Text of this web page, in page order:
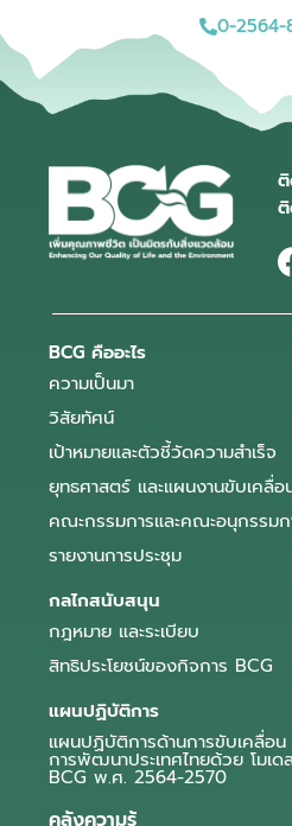
0-
ติ
ติ
BCG คืออะไร
ความเป็นมา
วิสัยทัศน์
เป้าหมายและตัวชี้วัดความสำเร็จ
ยุทธศาสตร์ และแผนงานขับเคลื่อ
คณะกรรมการและคณะอนุกรรมก
รายงานการประชุม
กลไกสนับสนุน
กฎหมาย และระเบียบ
สิทธิประโยชน์ของกิจการ BCG
แผนปฏิบัติการ
แผนปฏิบัติการด้านการขับเคลื่อน
การพัฒนาประเทศไทยด้วย โมเด
BCG พ.ศ. 2564-2570